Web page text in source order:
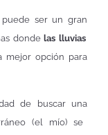
puede ser un gran
dondelas lluvias
opción para
de buscar una
(el mío) se